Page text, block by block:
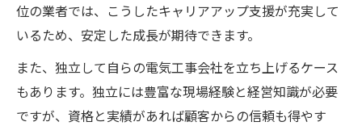
位の業者では、こうしたキャリアアップ支援が充実して
いるため、安定した成長が期待できます。
また、独立して自らの電気工事会社を立ち上げるケース
もあります。独立には豊富な現場経験と経営知識が必要
ですが、資格と実績があれば顧客からの信頼も得やす